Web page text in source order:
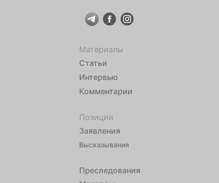
Материалы
Статьи
Интервью
Комментарии
Позиции
Заявления
Высказывания
Преследования